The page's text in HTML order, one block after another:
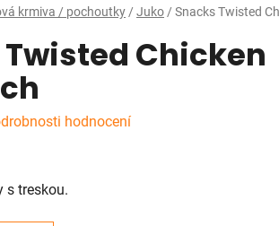
krmiva / pochoutky / Juko / Snacks Twisted
Chicken
hodnocení
s treskou.